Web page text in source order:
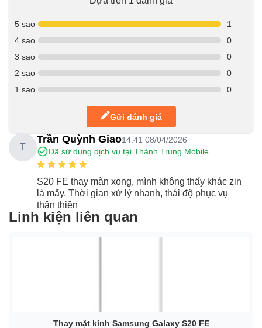
5 sao
1
4 sao
0
3 sao
0
2 sao
0
1 sao
0
Gửi đánh giá
T
Trần Quỳnh Giao14:41 08/04/2026
Đã sử dụng dịch vụ tại Thành Trung Mobile
S20 FE thay màn xong, mình không thấy khác zin
là mấy. Thời gian xử lý nhanh, thái độ phục vụ
thân thiện
Linh kiện liên quan
Thay mặt kính Samsung Galaxy S20 FE